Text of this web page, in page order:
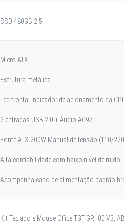
SSD 480GB 2.5"
Micro ATX
Estrutura metálica
Led frontal indicador de acionamento da
2 entradas USB 2.0 + Áudio AC97
Fonte ATX 200W Manual de tensão (110/
Alta confiabilidade com baixo nível de ruído
Acompanha cabo de alimentação padrão
Kit Teclado e Mouse Office TGT GR100 V3,